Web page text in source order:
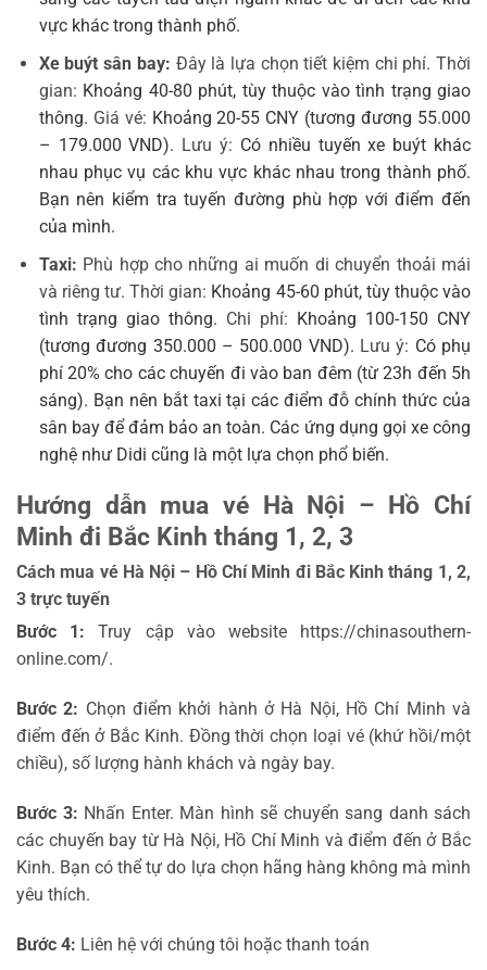
vực khác trong thành phố.
Xe buýt sân bay: Đây là lựa chọn tiết kiệm chi phí. Thời
gian: Khoảng 40-80 phút, tùy thuộc vào tình trạng giao
thông. Giá vé: Khoảng 20-55 CNY (tương đương 55.000
– 179.000 VND). Lưu ý: Có nhiều tuyến xe buýt khác
nhau phục vụ các khu vực khác nhau trong thành phố.
Bạn nên kiểm tra tuyến đường phù hợp với điểm đến
của mình.
Taxi: Phù hợp cho những ai muốn di chuyển thoải mái
và riêng tư. Thời gian: Khoảng 45-60 phút, tùy thuộc vào
tình trạng giao thông. Chi phí: Khoảng 100-150 CNY
(tương đương 350.000 – 500.000 VND). Lưu ý: Có phụ
phí 20% cho các chuyến đi vào ban đêm (từ 23h đến 5h
sáng). Bạn nên bắt taxi tại các điểm đỗ chính thức của
sân bay để đảm bảo an toàn. Các ứng dụng gọi xe công
nghệ như Didi cũng là một lựa chọn phổ biến.
Hướng dẫn mua vé Hà Nội – Hồ Chí
Minh đi Bắc Kinh tháng 1, 2, 3
Cách mua vé Hà Nội – Hồ Chí Minh đi Bắc Kinh tháng 1, 2,
3 trực tuyến
Bước 1: Truy cập vào website https://chinasouthern-
online.com/.
Bước 2: Chọn điểm khởi hành ở Hà Nội, Hồ Chí Minh và
điểm đến ở Bắc Kinh. Đồng thời chọn loại vé (khứ hồi/một
chiều), số lượng hành khách và ngày bay.
Bước 3: Nhấn Enter. Màn hình sẽ chuyển sang danh sách
các chuyến bay từ Hà Nội, Hồ Chí Minh và điểm đến ở Bắc
Kinh. Bạn có thể tự do lựa chọn hãng hàng không mà mình
yêu thích.
Bước 4: Liên hệ với chúng tôi hoặc thanh toán